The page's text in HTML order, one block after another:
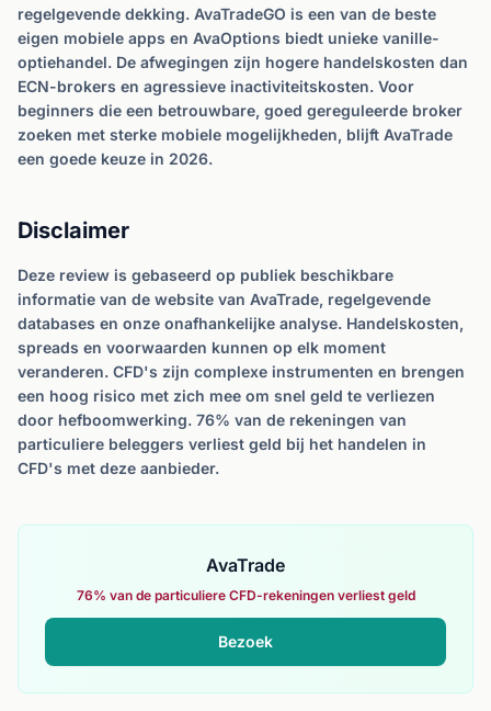
regelgevende dekking. AvaTradeGO is een van de beste
eigen mobiele apps en AvaOptions biedt unieke vanille-
optiehandel. De afwegingen zijn hogere handelskosten dan
ECN-brokers en agressieve inactiviteitskosten. Voor
beginners die een betrouwbare, goed gereguleerde broker
zoeken met sterke mobiele mogelijkheden, blijft AvaTrade
een goede keuze in 2026.
Disclaimer
Deze review is gebaseerd op publiek beschikbare
informatie van de website van AvaTrade, regelgevende
databases en onze onafhankelijke analyse. Handelskosten,
spreads en voorwaarden kunnen op elk moment
veranderen. CFD's zijn complexe instrumenten en brengen
een hoog risico met zich mee om snel geld te verliezen
door hefboomwerking. 76% van de rekeningen van
particuliere beleggers verliest geld bij het handelen in
CFD's met deze aanbieder.
AvaTrade
76% van de particuliere CFD-rekeningen verliest geld
Bezoek